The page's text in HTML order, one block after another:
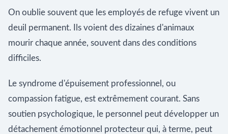
On oublie souvent que les employés de refuge vivent un
deuil permanent. Ils voient des dizaines d'animaux
mourir chaque année, souvent dans des conditions
difficiles.
Le syndrome d'épuisement professionnel, ou
compassion fatigue, est extrêmement courant. Sans
soutien psychologique, le personnel peut développer un
détachement émotionnel protecteur qui, à terme, peut